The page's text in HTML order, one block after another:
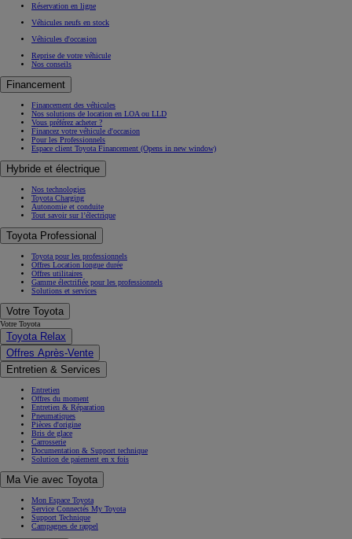
Réservation en ligne
Véhicules neufs en stock
Véhicules d'occasion
Reprise de votre véhicule
Nos conseils
Financement
Financement des véhicules
Nos solutions de location en LOA ou LLD
Vous préférez acheter ?
Financez votre véhicule d'occasion
Pour les Professionnels
Espace client Toyota Financement (Opens in new window)
Hybride et électrique
Nos technologies
Toyota Charging
Autonomie et conduite
Tout savoir sur l’électrique
Toyota Professional
Toyota pour les professionnels
Offres Location longue durée
Offres utilitaires
Gamme électrifiée pour les professionnels
Solutions et services
Votre Toyota
Votre Toyota
Toyota Relax
Offres Après-Vente
Entretien & Services
Entretien
Offres du moment
Entretien & Réparation
Pneumatiques
Pièces d'origine
Bris de glace
Carrosserie
Documentation & Support technique
Solution de paiement en x fois
Ma Vie avec Toyota
Mon Espace Toyota
Service Connectés My Toyota
Support Technique
Campagnes de rappel